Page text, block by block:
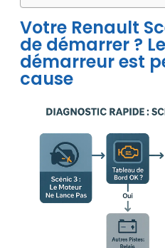
Votre Renault
de démarrer ?
démarreur est
cause